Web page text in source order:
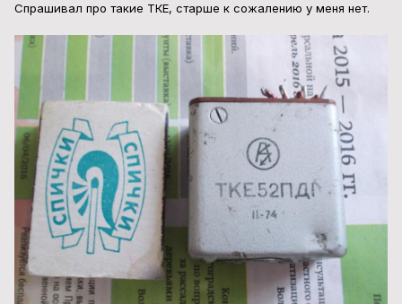
Спрашивал про такие ТКЕ, старше к сожалению у меня нет.